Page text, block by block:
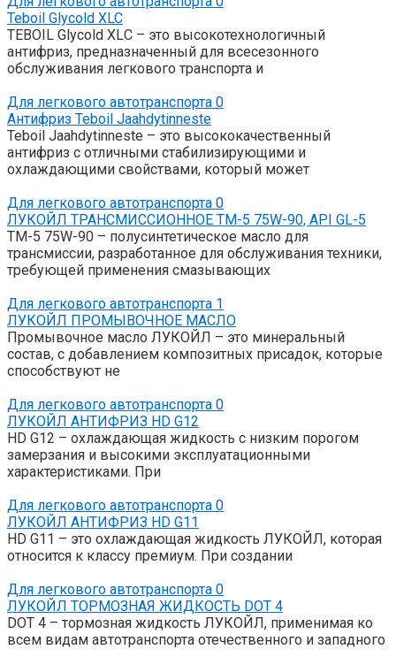
Teboil Glycold XLC
TEBOIL Glycold XLС – это высокотехнологичный
антифриз, предназначенный для всесезонного
обслуживания легкового транспорта и
Для легкового автотранспорта 0
Антифриз Teboil Jaahdytinneste
Teboil Jaahdytinneste – это высококачественный
антифриз с отличными стабилизирующими и
охлаждающими свойствами, который может
Для легкового автотранспорта 0
ЛУКОЙЛ ТРАНСМИССИОННОЕ ТМ-5 75W-90, API GL-5
ТМ-5 75W-90 – полусинтетическое масло для
трансмиссии, разработанное для обслуживания техники,
требующей применения смазывающих
Для легкового автотранспорта 1
ЛУКОЙЛ ПРОМЫВОЧНОЕ МАСЛО
Промывочное масло ЛУКОЙЛ – это минеральный
состав, с добавлением композитных присадок, которые
способствуют не
Для легкового автотранспорта 0
ЛУКОЙЛ АНТИФРИЗ HD G12
HD G12 – охлаждающая жидкость с низким порогом
замерзания и высокими эксплуатационными
характеристиками. При
Для легкового автотранспорта 0
ЛУКОЙЛ АНТИФРИЗ HD G11
HD G11 – это охлаждающая жидкость ЛУКОЙЛ, которая
относится к классу премиум. При создании
Для легкового автотранспорта 0
ЛУКОЙЛ ТОРМОЗНАЯ ЖИДКОСТЬ DOT 4
DOT 4 – тормозная жидкость ЛУКОЙЛ, применимая ко
всем видам автотранспорта отечественного и западного